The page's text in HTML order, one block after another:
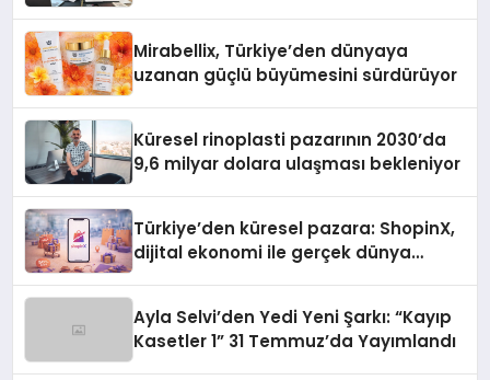
Mirabellix, Türkiye’den dünyaya
uzanan güçlü büyümesini sürdürüyor
Küresel rinoplasti pazarının 2030’da
9,6 milyar dolara ulaşması bekleniyor
Türkiye’den küresel pazara: ShopinX,
dijital ekonomi ile gerçek dünya
Ayla Selvi’den Yedi Yeni Şarkı: “Kayıp
Kasetler 1” 31 Temmuz’da Yayımlandı